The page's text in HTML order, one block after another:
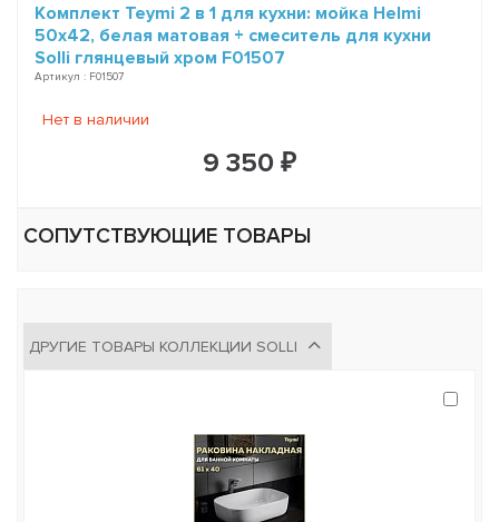
Комплект Teymi 2 в 1 для кухни: мойка Helmi
50х42, белая матовая + смеситель для кухни
Solli глянцевый хром F01507
Артикул : F01507
Нет в наличии
9 350 ₽
СОПУТСТВУЮЩИЕ ТОВАРЫ
ДРУГИЕ ТОВАРЫ КОЛЛЕКЦИИ SOLLI